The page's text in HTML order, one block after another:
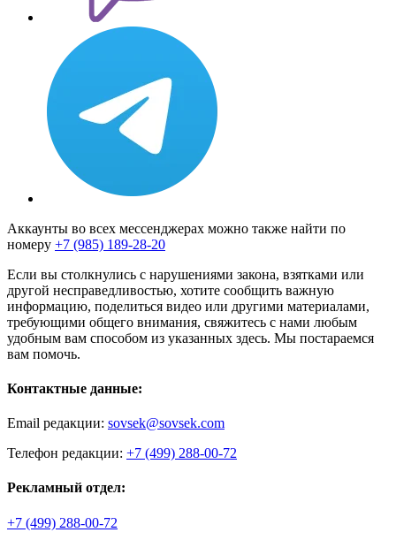
Аккаунты во всех мессенджерах можно также найти по
номеру +7 (985) 189-28-20
Если вы столкнулись с нарушениями закона, взятками или
другой несправедливостью, хотите сообщить важную
информацию, поделиться видео или другими материалами,
требующими общего внимания, свяжитесь с нами любым
удобным вам способом из указанных здесь. Мы постараемся
вам помочь.
Контактные данные:
Email редакции: sovsek@sovsek.com
Телефон редакции: +7 (499) 288-00-72
Рекламный отдел:
+7 (499) 288-00-72